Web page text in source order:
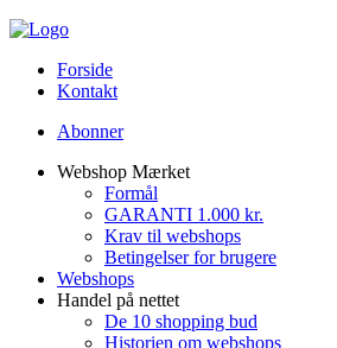
Forside
Kontakt
Abonner
Webshop Mærket
Formål
GARANTI 1.000 kr.
Krav til webshops
Betingelser for brugere
Webshops
Handel på nettet
De 10 shopping bud
Historien om webshops